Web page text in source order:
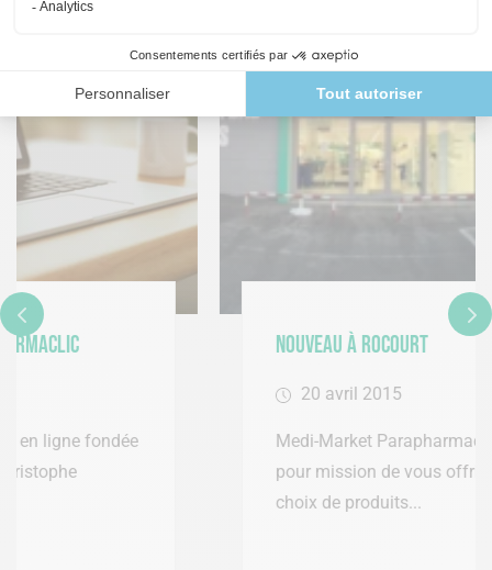
Medi-Market Parapharmacie s’est donné
pour mission de vous offrir le plus grand